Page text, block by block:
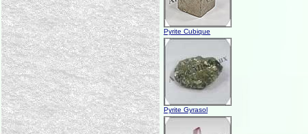
Pyrite Cubique
Pyrite Gyrasol